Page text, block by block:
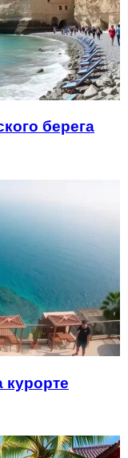
берега
курорте